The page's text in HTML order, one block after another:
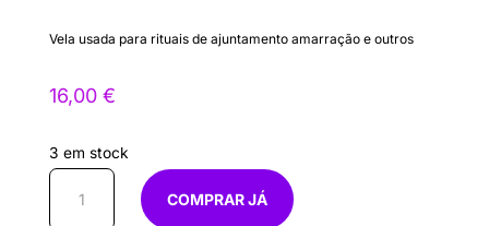
Vela usada para rituais de ajuntamento amarração e outros
16,00 €
3 em stock
Quantidade
COMPRAR JÁ